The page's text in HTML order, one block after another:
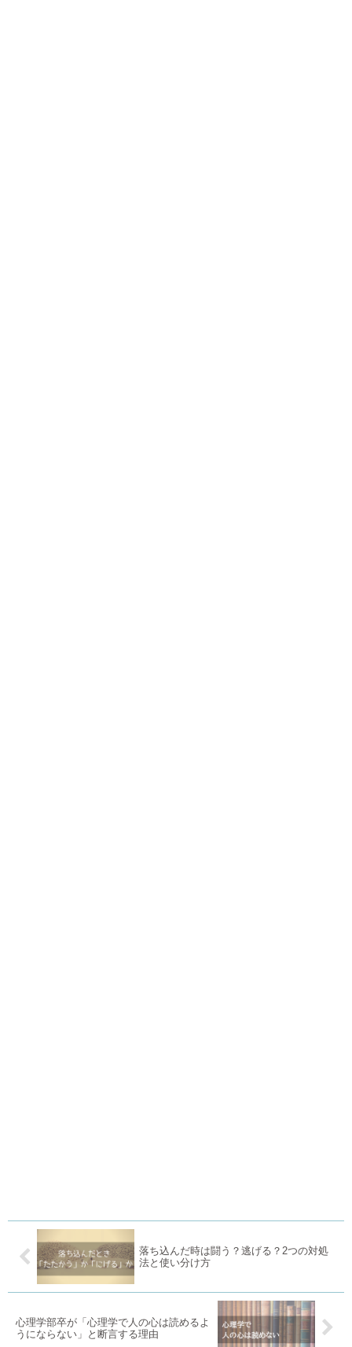
落ち込んだ時は闘う？逃げる？2つの対処
法と使い分け方
心理学部卒が「心理学で人の心は読めるよ
うにならない」と断言する理由